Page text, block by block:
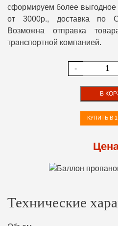
сформируем более выгодное
от 3000р., доставка
Возможна отправка
транспортной компанией.
-
В
КУПИТЬ В
Технические